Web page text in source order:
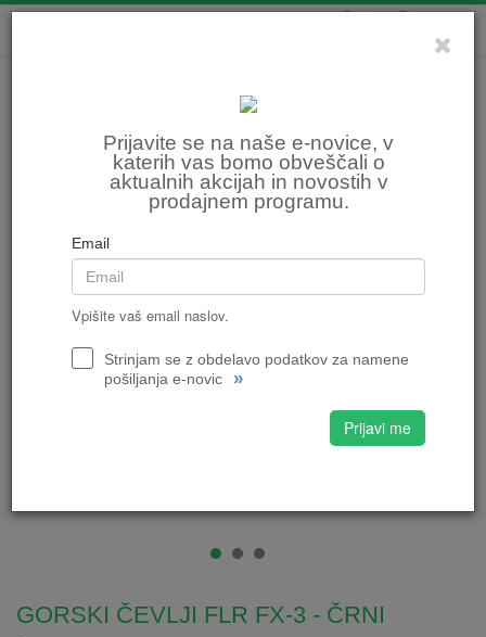
Prijavite se na naše e-novice, v
katerih vas bomo obveščali o
aktualnih akcijah in novostih v
prodajnem programu.
Email
Vpišite vaš email naslov.
Strinjam se z obdelavo podatkov za namene
pošiljanja e-novic
»
Prijavi me
GORSKI ČEVLJI FLR FX-3 - ČRNI